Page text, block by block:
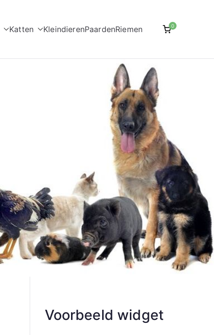
Katten KleindierenPaardenRiemen 0
Voorbeeld widget